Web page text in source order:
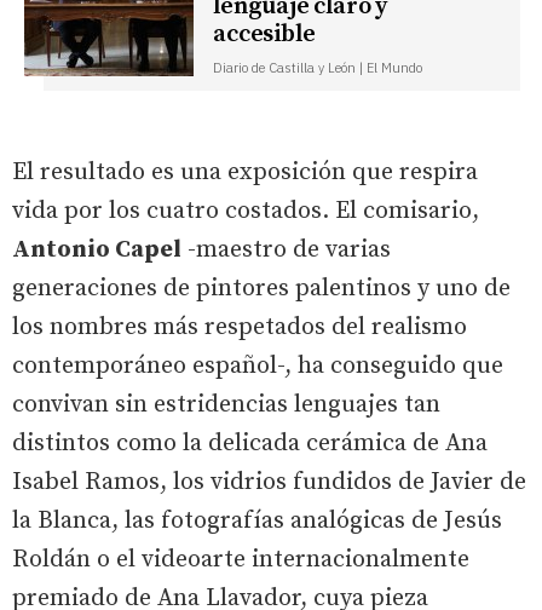
lenguaje claro y
accesible
Diario de Castilla y León | El Mundo
El resultado es una exposición que respira
vida por los cuatro costados. El comisario,
Antonio Capel -maestro de varias
generaciones de pintores palentinos y uno de
los nombres más respetados del realismo
contemporáneo español-, ha conseguido que
convivan sin estridencias lenguajes tan
distintos como la delicada cerámica de Ana
Isabel Ramos, los vidrios fundidos de Javier de
la Blanca, las fotografías analógicas de Jesús
Roldán o el videoarte internacionalmente
premiado de Ana Llavador, cuya pieza